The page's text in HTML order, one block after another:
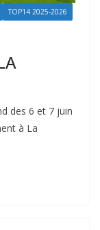
TOP14 2025-2026
des 6 et 7 juin
à La